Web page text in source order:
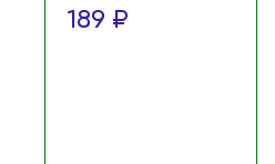
189 ₽